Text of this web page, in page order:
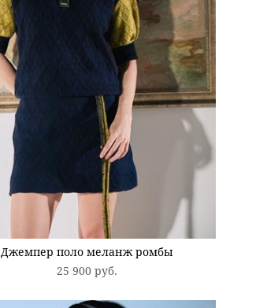
Джемпер поло меланж ромбы
25 900 pуб.